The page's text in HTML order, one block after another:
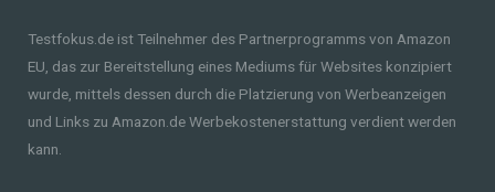
Testfokus.de ist Teilnehmer des Partnerprogramms von Amazon
EU, das zur Bereitstellung eines Mediums für Websites konzipiert
wurde, mittels dessen durch die Platzierung von Werbeanzeigen
und Links zu Amazon.de Werbekostenerstattung verdient werden
kann.